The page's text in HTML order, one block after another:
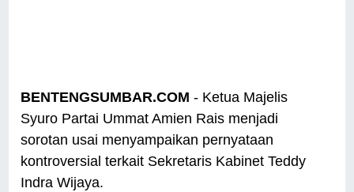
BENTENGSUMBAR.COM - Ketua Majelis
Syuro Partai Ummat Amien Rais menjadi
sorotan usai menyampaikan pernyataan
kontroversial terkait Sekretaris Kabinet Teddy
Indra Wijaya.